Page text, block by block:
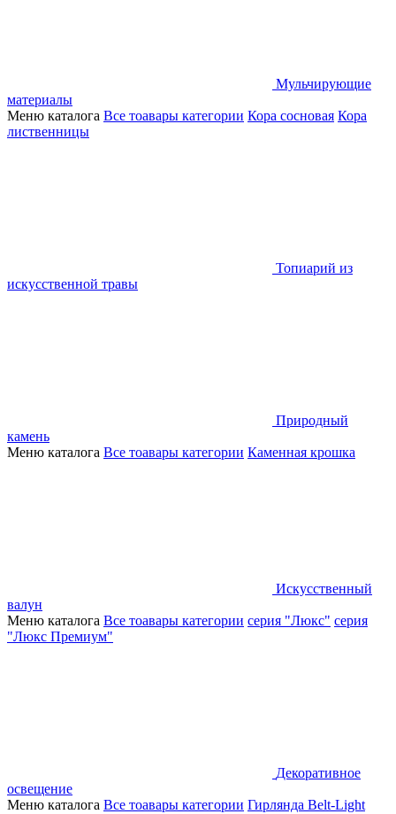
Мульчирующие
материалы
Меню каталога Все тоавары категории Кора сосновая Кора
лиственницы
Топиарий из
искусственной травы
Природный
камень
Меню каталога Все тоавары категории Каменная крошка
Искусственный
валун
Меню каталога Все тоавары категории серия "Люкс" серия
"Люкс Премиум"
Декоративное
освещение
Меню каталога Все тоавары категории Гирлянда Belt-Light